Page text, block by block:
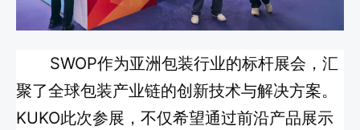
SWOP作为亚洲包装行业的标杆展会，汇
聚了全球包装产业链的创新技术与解决方案。
KUKO此次参展，不仅希望通过前沿产品展示